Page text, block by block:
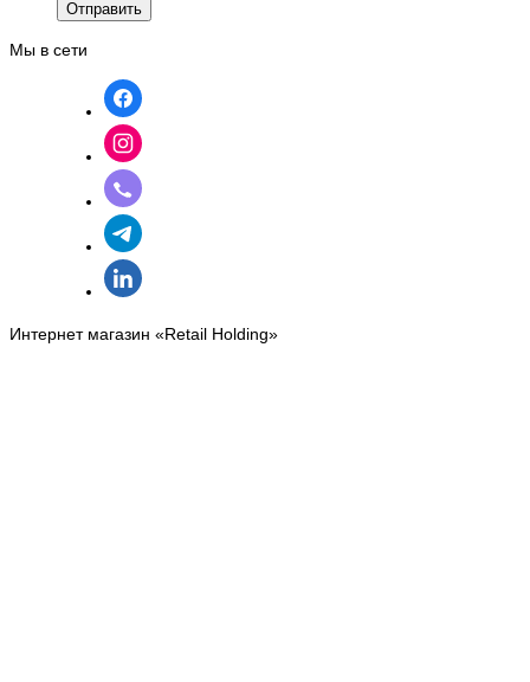
Отправить
Мы в сети
Интернет магазин «Retail Holding»